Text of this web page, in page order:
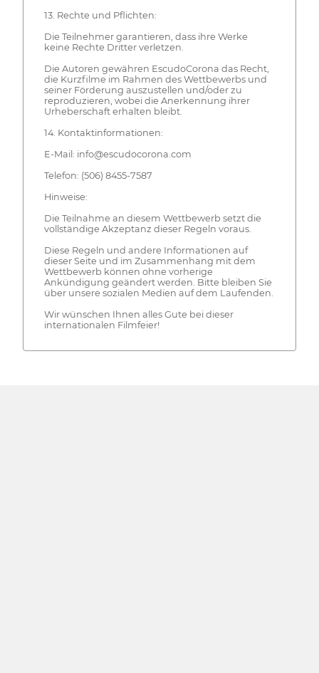
13. Rechte und Pflichten:
Die Teilnehmer garantieren, dass ihre Werke
keine Rechte Dritter verletzen.
Die Autoren gewähren EscudoCorona das Recht,
die Kurzfilme im Rahmen des Wettbewerbs und
seiner Förderung auszustellen und/oder zu
reproduzieren, wobei die Anerkennung ihrer
Urheberschaft erhalten bleibt.
14. Kontaktinformationen:
E-Mail: info@escudocorona.com
Telefon: (506) 8455-7587
Hinweise:
Die Teilnahme an diesem Wettbewerb setzt die
vollständige Akzeptanz dieser Regeln voraus.
Diese Regeln und andere Informationen auf
dieser Seite und im Zusammenhang mit dem
Wettbewerb können ohne vorherige
Ankündigung geändert werden. Bitte bleiben Sie
über unsere sozialen Medien auf dem Laufenden.
Wir wünschen Ihnen alles Gute bei dieser
internationalen Filmfeier!